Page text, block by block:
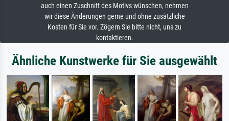
auch einen Zuschnitt des Motivs wünschen, nehmen
wir diese Änderungen gerne und ohne zusätzliche
Kosten für Sie vor. Zögern Sie bitte nicht, uns zu
kontaktieren.
Ähnliche Kunstwerke für Sie ausgewählt